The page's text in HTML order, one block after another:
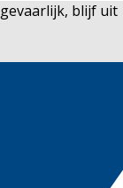
blijf uit